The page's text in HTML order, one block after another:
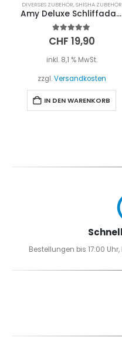
DIVERSES ZUBEHÖR,SHISHA ZUBEHÖR
Amy Deluxe Schliffadapter Edelstahl
5.00out of 5
CHF 19,90
inkl. 8,1 % MwSt.
zzgl.Versandkosten
IN DEN WARENKORB
Bestellungen bis 17:00